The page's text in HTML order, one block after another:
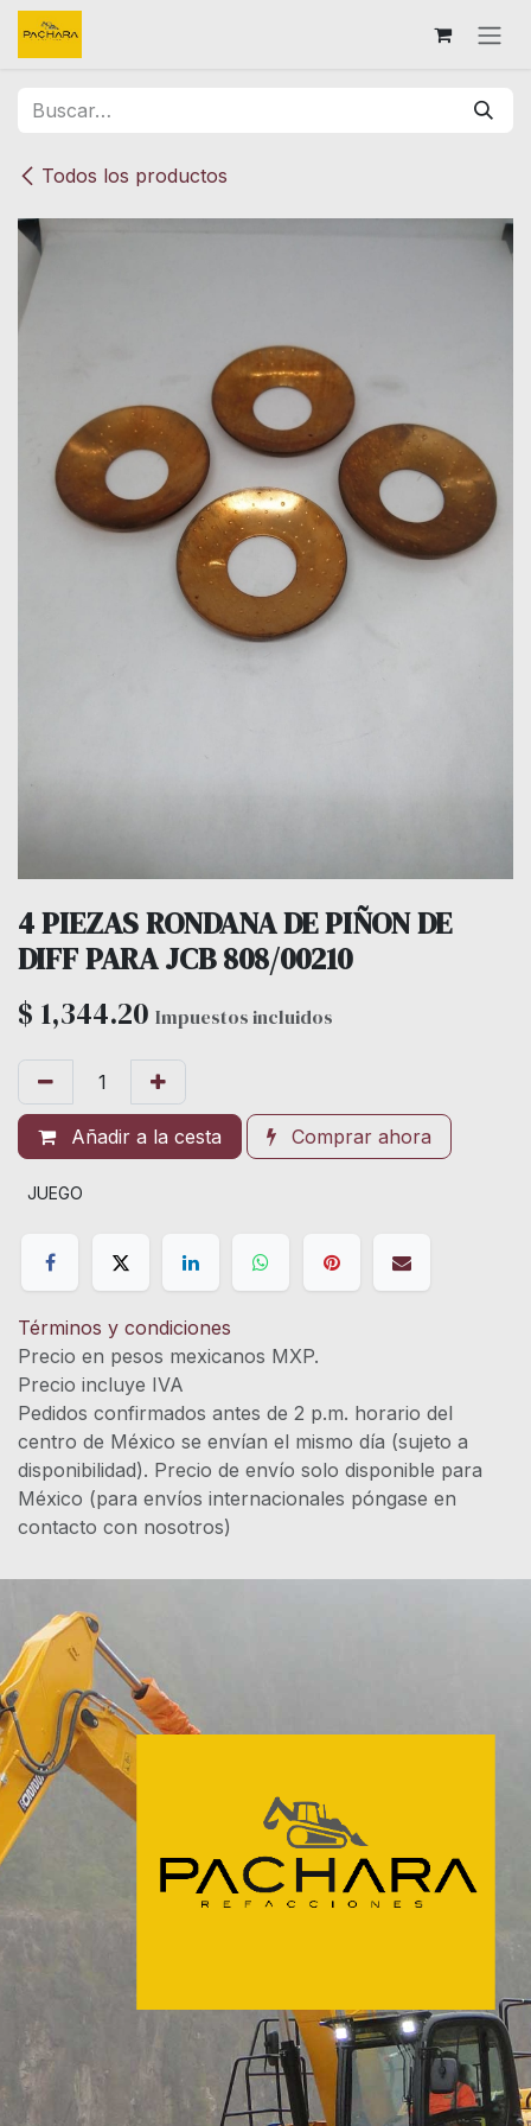
Ir al contenido
Todos los productos
4 PIEZAS RONDANA DE PIÑON DE
DIFF PARA JCB 808/00210
$ 1,344.20 Impuestos incluidos
Añadir a la cesta Comprar ahora
JUEGO
Términos y condiciones
Precio en pesos mexicanos MXP.
Precio incluye IVA
Pedidos confirmados antes de 2 p.m. horario del
centro de México se envían el mismo día (sujeto a
disponibilidad). Precio de envío solo disponible para
México (para envíos internacionales póngase en
contacto con nosotros)